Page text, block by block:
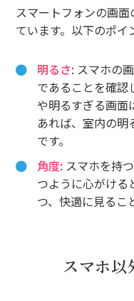
スマートフォンの画面
ています。以下のポイ
明るさ: スマホの
であることを確認
や明るすぎる画面
あれば、室内の明
です。
角度: スマホを持
つように心がける
つ、快適に見るこ
スマホ以